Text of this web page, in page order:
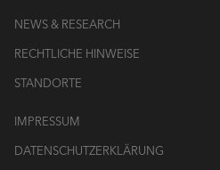
NEWS & RESEARCH
RECHTLICHE HINWEISE
STANDORTE
IMPRESSUM
DATENSCHUTZERKLÄRUNG